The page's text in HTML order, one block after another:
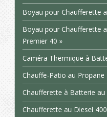
Boyau pour Chaufferette
Boyau pour Chaufferette
Premier 40 »
Caméra Thermique à
Chauffe-Patio au Propane
Chaufferette à Batterie
Chaufferette au Diesel